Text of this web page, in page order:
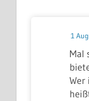
1
Mal
Wer